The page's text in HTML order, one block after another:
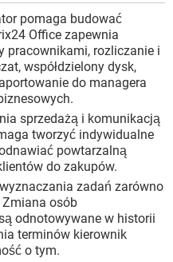
pomaga budować
Office zapewnia
pracownikami, rozliczanie i
współdzielony dysk,
do managera
sprzedażą i komunikacją
tworzyć indywidualne
powtarzalną
do zakupów.
zadań zarówno
Zmiana osób
odnotowywane w historii
terminów kierownik
o tym.